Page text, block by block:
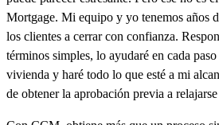
Mortgage. Mi equipo y yo tenemos años
los clientes a cerrar con confianza.
términos simples, lo ayudaré en cada
vivienda y haré todo lo que esté a mi
de obtener la aprobación previa a